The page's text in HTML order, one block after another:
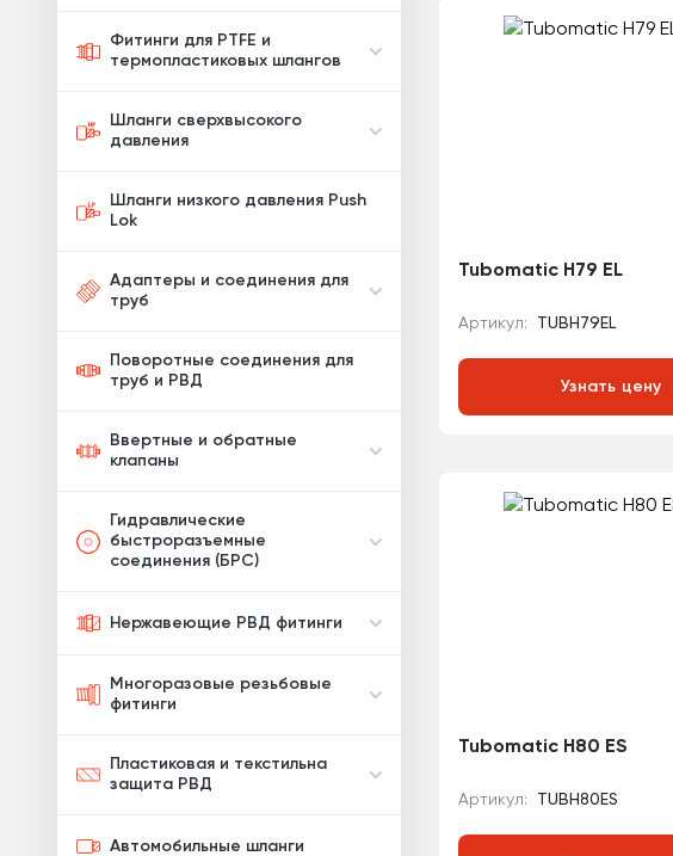
Фитинги для PTFE и
термопластиковых шлангов
Шланги сверхвысокого
давления
Шланги низкого давления Push
Lok
Адаптеры и соединения для
труб
Поворотные соединения для
труб и РВД
Ввертные и обратные
клапаны
Гидравлические
быстроразъемные
соединения (БРС)
Нержавеющие РВД фитинги
Многоразовые резьбовые
фитинги
Пластиковая и текстильна
защита РВД
Автомобильные шланги
Tubomatic H79 EL
Артикул: TUBH79EL
Узнать цену
Tubomatic H80 ES
Артикул: TUBH80ES